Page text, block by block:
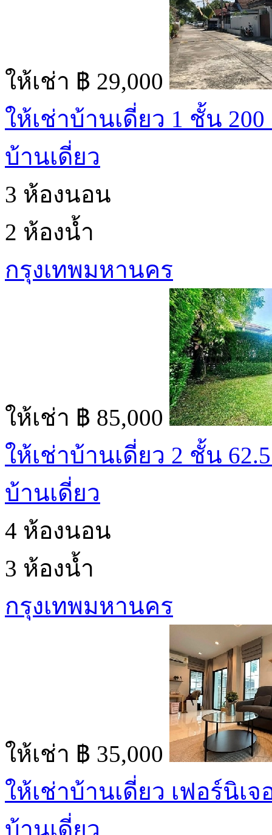
ให้เช่า ฿ 29,000
ให้เช่าบ้านเดี่ยว 1 ชั้น
บ้านเดี่ยว
3 ห้องนอน
2 ห้องน้ำ
กรุงเทพมหานคร
ให้เช่า ฿ 85,000
ให้เช่าบ้านเดี่ยว 2 ชั้น
บ้านเดี่ยว
4 ห้องนอน
3 ห้องน้ำ
กรุงเทพมหานคร
ให้เช่า ฿ 35,000
ให้เช่าบ้านเดี่ยว เฟอร์นิเ
บ้านเดี่ยว